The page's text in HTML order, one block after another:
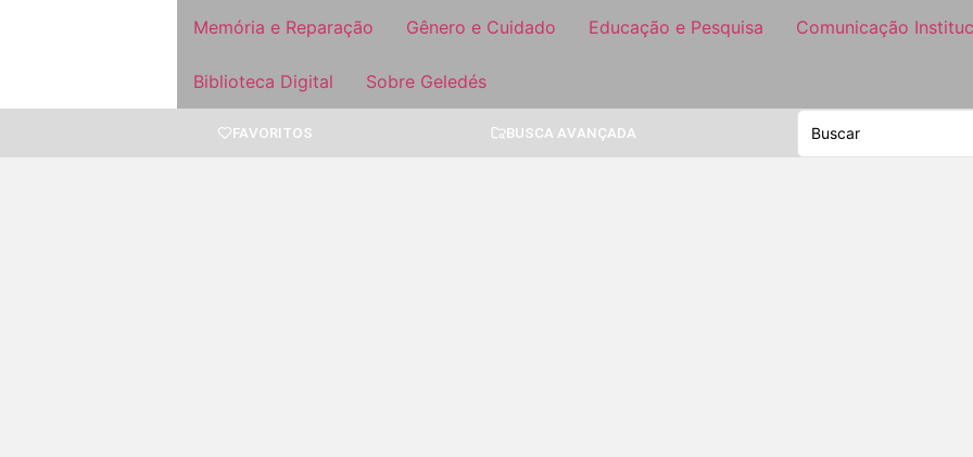
Memória e Reparação Gênero e Cuidado Educação e Pesquisa Comunicação
Biblioteca Digital Sobre Geledés
FAVORITOS BUSCA AVANÇADA